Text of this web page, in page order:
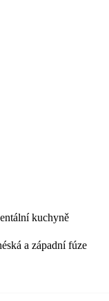
kuchyně
a západní fúze